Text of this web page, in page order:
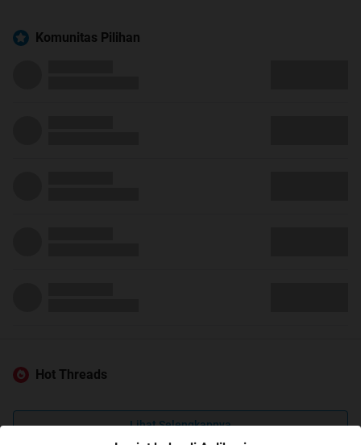
Komunitas Pilihan
Hot Threads
Lihat Selengkapnya